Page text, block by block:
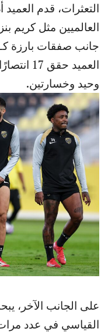
التعثرات، قدم
العالميين مثل كريم
جانب صفقات بارزة
وحيد وخسارتين.
على الجانب الآخر،